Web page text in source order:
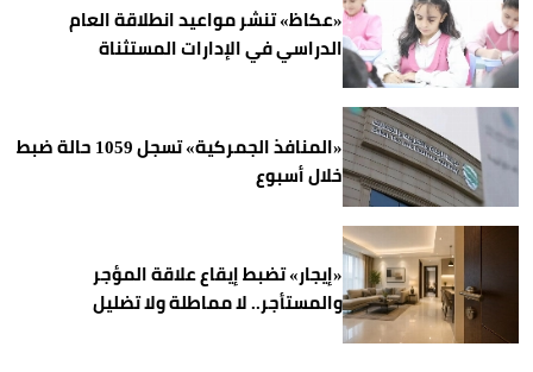
«عكاظ» تنشر مواعيد انطلاقة العام
الدراسي في الإدارات المستثناة
«المنافذ الجمركية» تسجل 1059 حالة ضبط
خلال أسبوع
«إيجار» تضبط إيقاع علاقة المؤجر
والمستأجر.. لا مماطلة ولا تضليل